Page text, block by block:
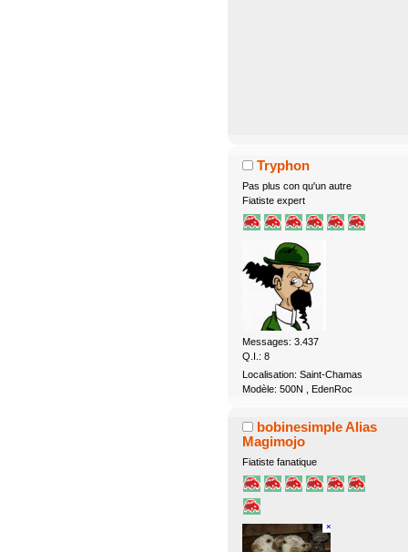
Tryphon
Pas plus con qu'un autre
Fiatiste expert
Messages: 3.437
Q.I.: 8
Localisation: Saint-Chamas
Modèle: 500N , EdenRoc
bobinesimple Alias
Magimojo
Fiatiste fanatique